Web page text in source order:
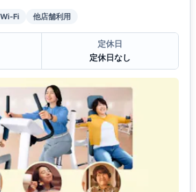
Wi-Fi 他店舗利用
定休日
定休日なし